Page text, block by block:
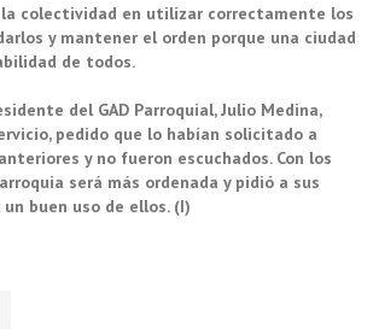
la colectividad en utilizar correctamente los
y mantener el orden porque una ciudad
de todos.
del GAD Parroquial, Julio Medina,
pedido que lo habían solicitado a
y no fueron escuchados. Con los
será más ordenada y pidió a sus
buen uso de ellos. (I)